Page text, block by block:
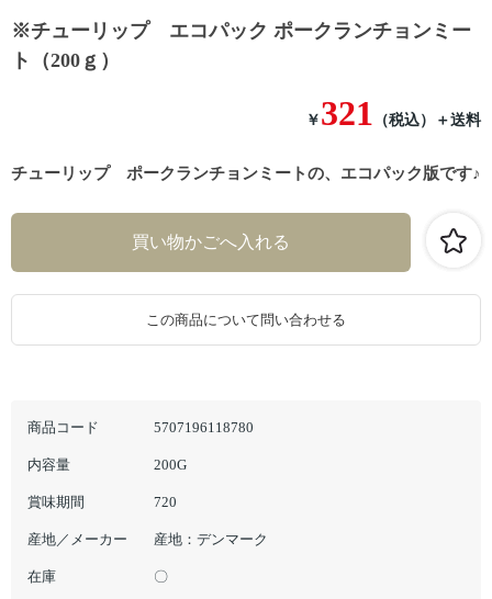
※チューリップ エコパック ポークランチョンミー
ト（200ｇ）
チューリップ ポークランチョンミートの、エコパック版です♪
￥ 321 （税込） ＋送料
商品コード 5707196118780
内容量 200G
賞味期間 720
産地／メーカー 産地：デンマーク
在庫 〇
この商品について問い合わせる